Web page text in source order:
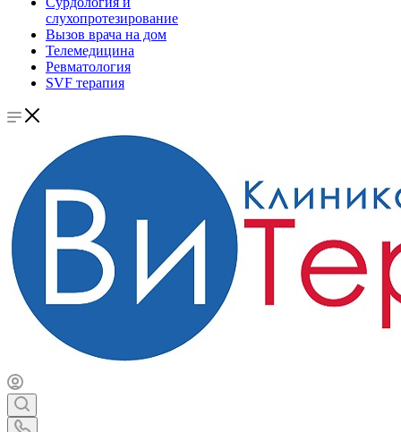
слухопротезирование
Вызов врача на дом
Телемедицина
Ревматология
SVF терапия